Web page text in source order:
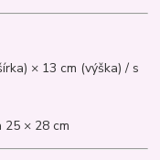
× 13 cm (výška) / s
25 × 28 cm